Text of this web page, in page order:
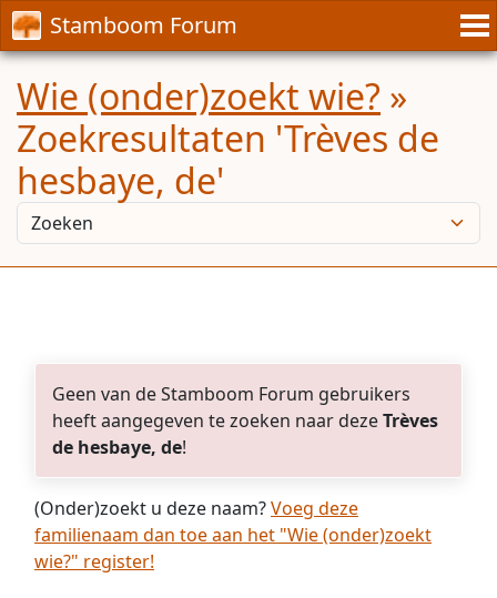
Stamboom Forum
Wie (onder)zoekt wie? »
Zoekresultaten 'Trèves de
hesbaye, de'
Geen van de Stamboom Forum gebruikers
heeft aangegeven te zoeken naar dezeTrèves
de hesbaye, de!
(Onder)zoekt u deze naam?Voeg deze
familienaam dan toe aan het "Wie (onder)zoekt
wie?" register!